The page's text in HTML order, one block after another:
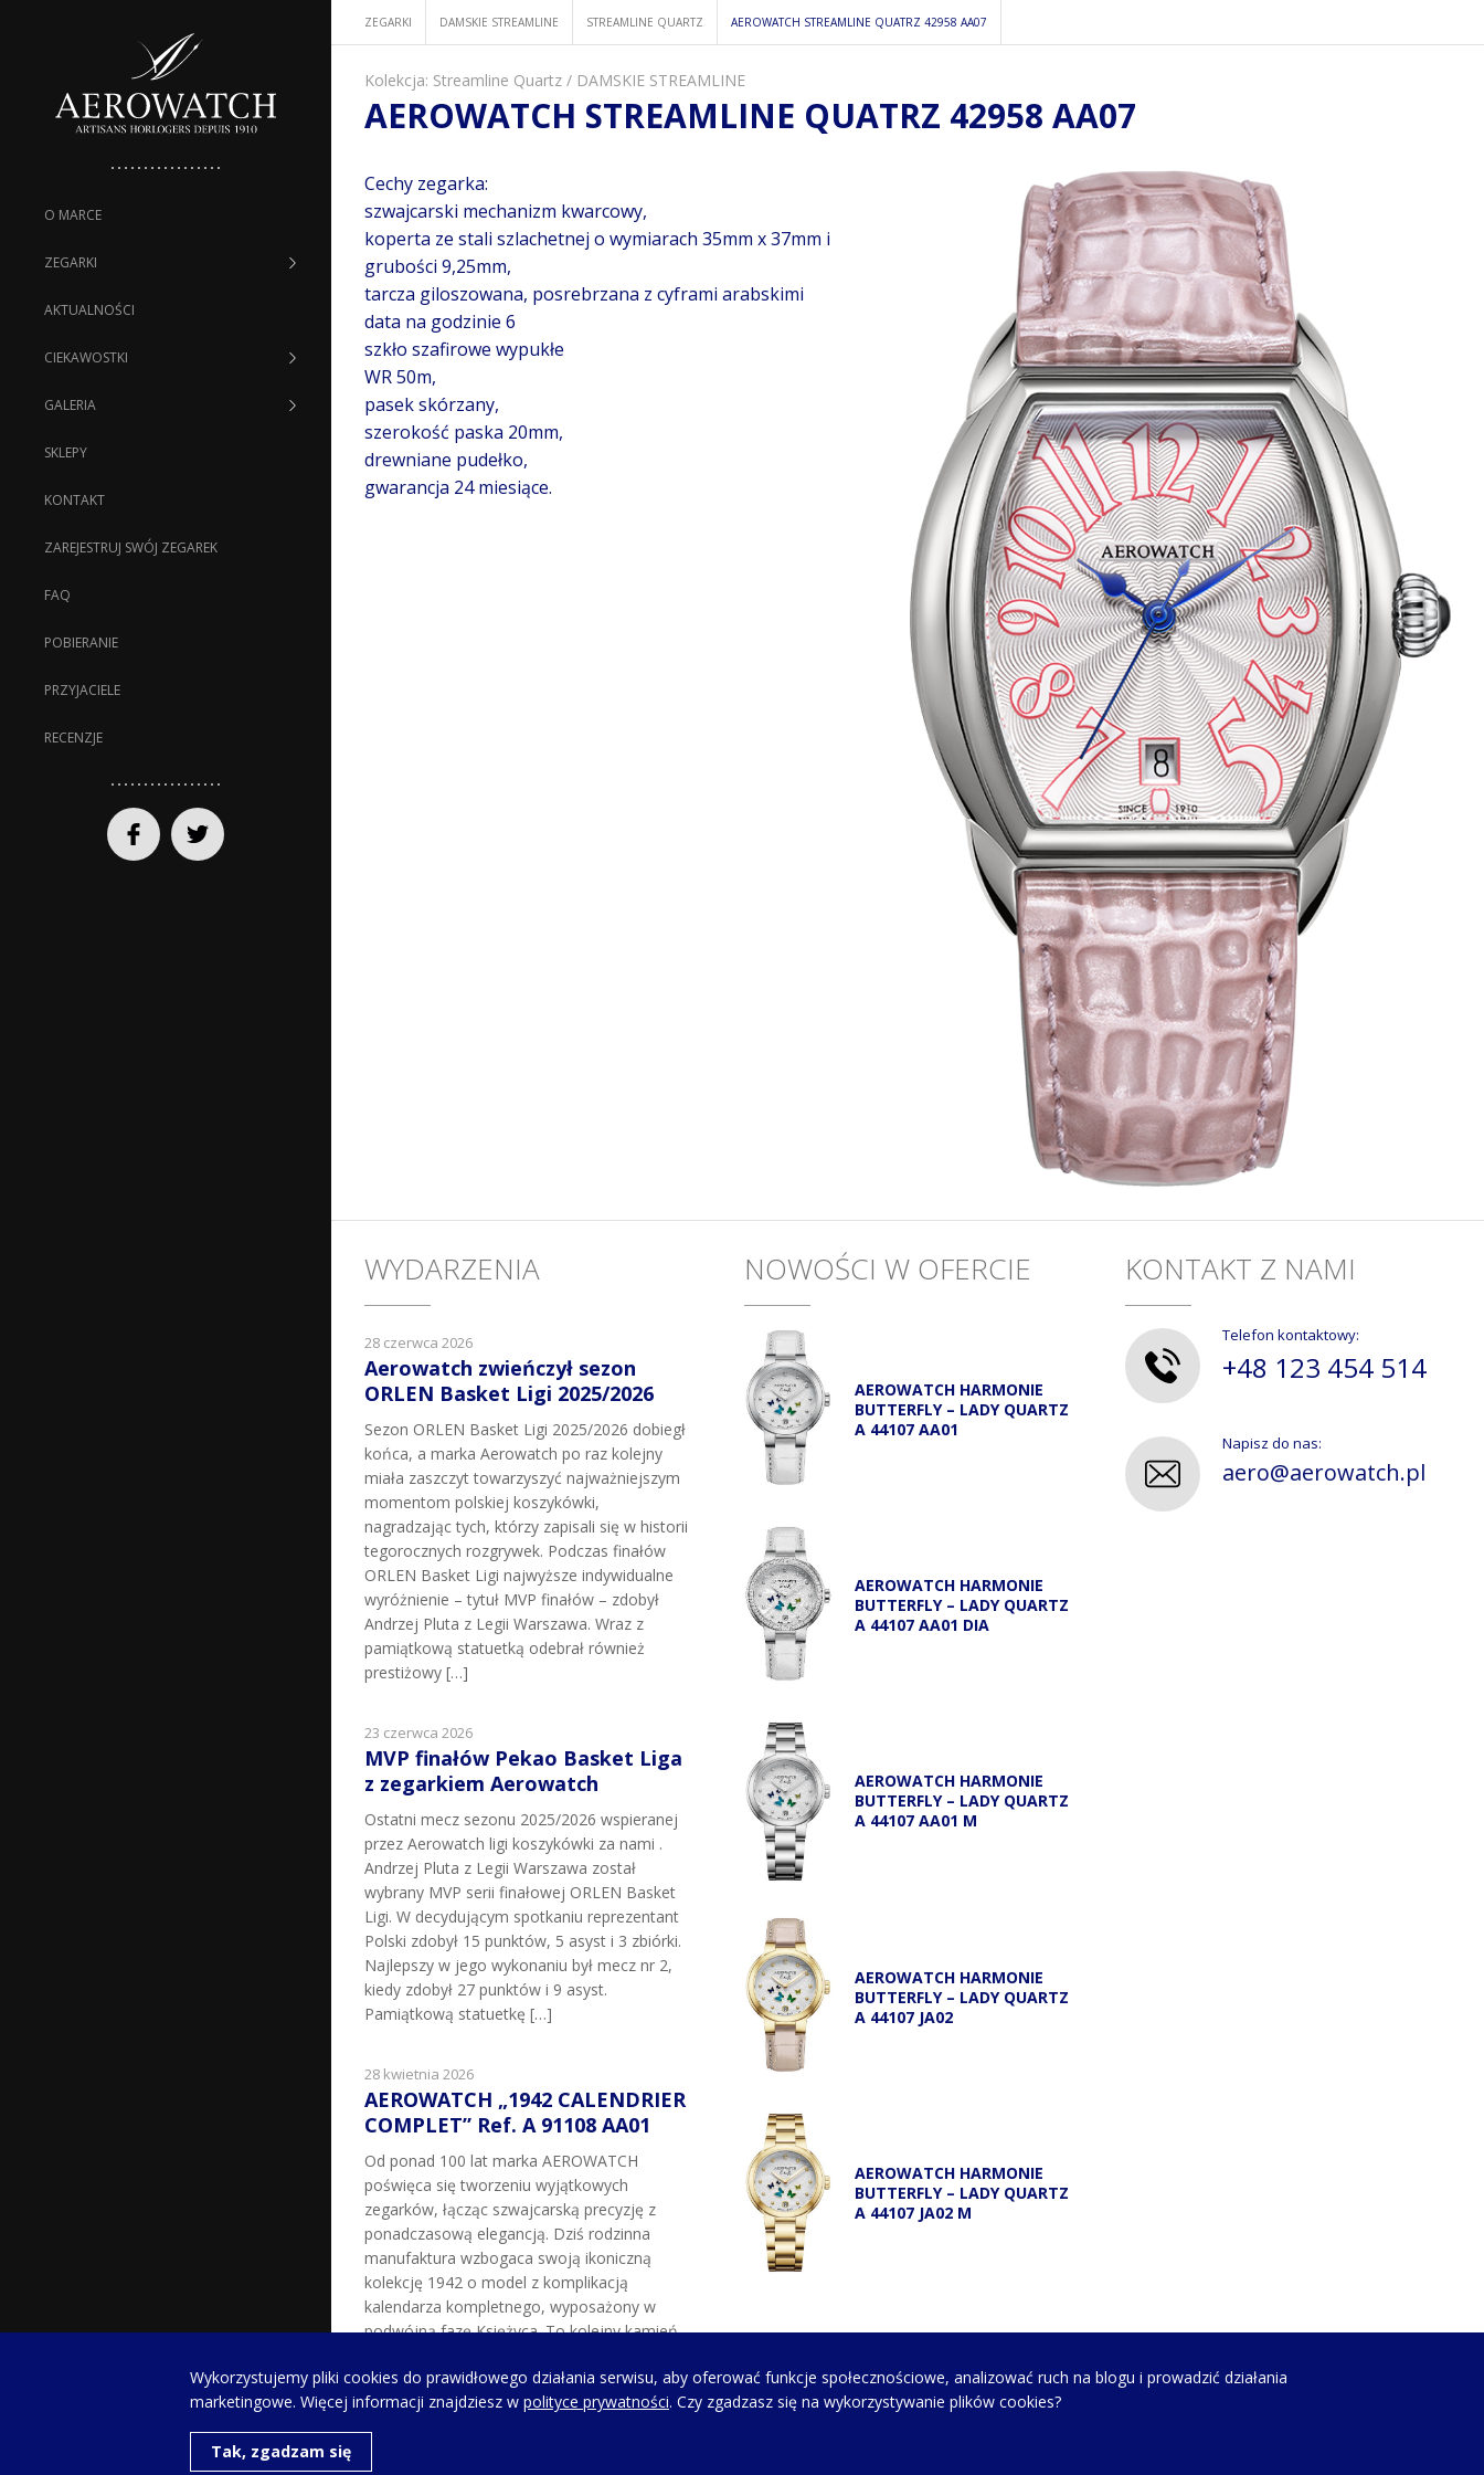
O MARCE
ZEGARKI
AKTUALNOŚCI
CIEKAWOSTKI
GALERIA
SKLEPY
KONTAKT
ZAREJESTRUJ SWÓJ ZEGAREK
FAQ
POBIERANIE
PRZYJACIELE
RECENZJE
ZEGARKI DAMSKIE STREAMLINE STREAMLINE QUARTZ AEROWATCH STREAMLINE QUATRZ 42958 AA07
Kolekcja: Streamline Quartz / DAMSKIE STREAMLINE
AEROWATCH STREAMLINE QUATRZ 42958 AA07
Cechy zegarka:
szwajcarski mechanizm kwarcowy,
koperta ze stali szlachetnej o wymiarach 35mm x 37mm i
grubości 9,25mm,
tarcza giloszowana, posrebrzana z cyframi arabskimi
data na godzinie 6
szkło szafirowe wypukłe
WR 50m,
pasek skórzany,
szerokość paska 20mm,
drewniane pudełko,
gwarancja 24 miesiące.
WYDARZENIA
28 czerwca 2026
Aerowatch zwieńczył sezon
ORLEN Basket Ligi 2025/2026
Sezon ORLEN Basket Ligi 2025/2026 dobiegł
końca, a marka Aerowatch po raz kolejny
miała zaszczyt towarzyszyć najważniejszym
momentom polskiej koszykówki,
nagradzając tych, którzy zapisali się w historii
tegorocznych rozgrywek. Podczas finałów
ORLEN Basket Ligi najwyższe indywidualne
wyróżnienie – tytuł MVP finałów – zdobył
Andrzej Pluta z Legii Warszawa. Wraz z
pamiątkową statuetką odebrał również
prestiżowy […]
23 czerwca 2026
MVP finałów Pekao Basket Liga
z zegarkiem Aerowatch
Ostatni mecz sezonu 2025/2026 wspieranej
przez Aerowatch ligi koszykówki za nami .
Andrzej Pluta z Legii Warszawa został
wybrany MVP serii finałowej ORLEN Basket
Ligi. W decydującym spotkaniu reprezentant
Polski zdobył 15 punktów, 5 asyst i 3 zbiórki.
Najlepszy w jego wykonaniu był mecz nr 2,
kiedy zdobył 27 punktów i 9 asyst.
Pamiątkową statuetkę […]
28 kwietnia 2026
AEROWATCH „1942 CALENDRIER
COMPLET” Ref. A 91108 AA01
Od ponad 100 lat marka AEROWATCH
poświęca się tworzeniu wyjątkowych
zegarków, łącząc szwajcarską precyzję z
ponadczasową elegancją. Dziś rodzinna
manufaktura wzbogaca swoją ikoniczną
kolekcję 1942 o model z komplikacją
kalendarza kompletnego, wyposażony w
podwójną fazę Księżyca. To kolejny kamień
zegarków z fazą Księżyca, które w latach 80.
XX […]
NOWOŚCI W OFERCIE
AEROWATCH HARMONIE
BUTTERFLY – LADY QUARTZ
A 44107 AA01
AEROWATCH HARMONIE
BUTTERFLY – LADY QUARTZ
A 44107 AA01 DIA
AEROWATCH HARMONIE
BUTTERFLY – LADY QUARTZ
A 44107 AA01 M
AEROWATCH HARMONIE
BUTTERFLY – LADY QUARTZ
A 44107 JA02
AEROWATCH HARMONIE
BUTTERFLY – LADY QUARTZ
A 44107 JA02 M
KONTAKT Z NAMI
Telefon kontaktowy:
+48 123 454 514
Napisz do nas:
aero@aerowatch.pl
Wykorzystujemy pliki cookies do prawidłowego działania serwisu, aby oferować funkcje społecznościowe, analizować ruch na blogu i prowadzić działania
marketingowe. Więcej informacji znajdziesz w polityce prywatności. Czy zgadzasz się na wykorzystywanie plików cookies?
Tak, zgadzam się